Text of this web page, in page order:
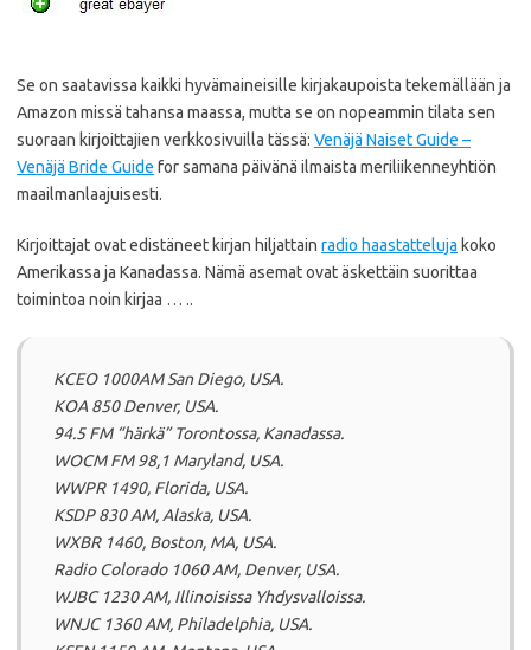
Se on saatavissa kaikki hyvämaineisille kirjakaupoista tekemällään ja
Amazon missä tahansa maassa, mutta se on nopeammin tilata sen
suoraan kirjoittajien verkkosivuilla tässä: Venäjä Naiset Guide –
Venäjä Bride Guide for samana päivänä ilmaista meriliikenneyhtiön
maailmanlaajuisesti.
Kirjoittajat ovat edistäneet kirjan hiljattain radio haastatteluja koko
Amerikassa ja Kanadassa. Nämä asemat ovat äskettäin suorittaa
toimintoa noin kirjaa … ..
KCEO 1000AM San Diego, USA.
KOA 850 Denver, USA.
94.5 FM “härkä” Torontossa, Kanadassa.
WOCM FM 98,1 Maryland, USA.
WWPR 1490, Florida, USA.
KSDP 830 AM, Alaska, USA.
WXBR 1460, Boston, MA, USA.
Radio Colorado 1060 AM, Denver, USA.
WJBC 1230 AM, Illinoisissa Yhdysvalloissa.
WNJC 1360 AM, Philadelphia, USA.